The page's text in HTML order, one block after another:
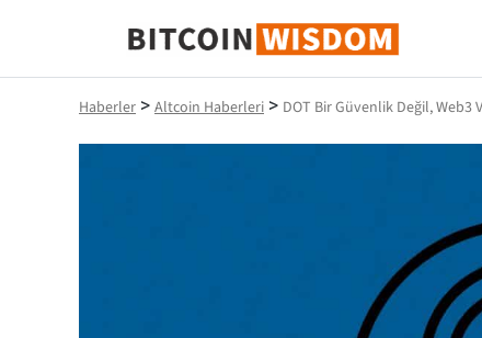
Bitcoin Bilgeliği
Haberler > Altcoin Haberleri > DOT Bir Güvenlik Değil, Web3